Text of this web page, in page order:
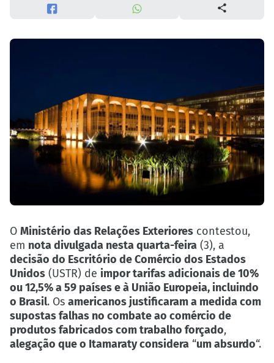
O Ministério das Relações Exteriores contestou,
em nota divulgada nesta quarta-feira (3), a
decisão do Escritório de Comércio dos Estados
Unidos (USTR) de impor tarifas adicionais de 10%
ou 12,5% a 59 países e à União Europeia, incluindo
o Brasil. Os americanos justificaram a medida com
supostas falhas no combate ao comércio de
produtos fabricados com trabalho forçado,
alegação que o Itamaraty considera “um absurdo“.